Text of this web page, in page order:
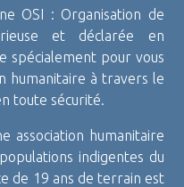
OSI : Organisation de
et déclarée en
spécialement pour vous
humanitaire à travers le
toute sécurité.
association humanitaire
indigentes du
de 19 ans de terrain est